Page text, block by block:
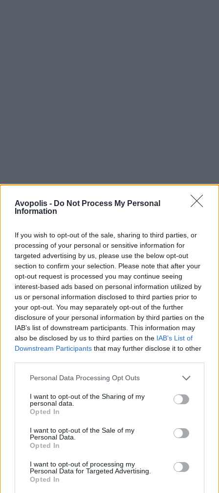
Avopolis - Do Not Process My Personal
Information
If you wish to opt-out of the sale, sharing to third parties, or
processing of your personal or sensitive information for
targeted advertising by us, please use the below opt-out
section to confirm your selection. Please note that after your
opt-out request is processed you may continue seeing
interest-based ads based on personal information utilized by
us or personal information disclosed to third parties prior to
your opt-out. You may separately opt-out of the further
disclosure of your personal information by third parties on the
IAB’s list of downstream participants. This information may
also be disclosed by us to third parties on the IAB’s List of
Downstream Participants that may further disclose it to other
Personal Data Processing Opt Outs
I want to opt-out of the Sharing of my
personal data.
Opted In
I want to opt-out of the Sale of my
Personal Data.
Opted In
I want to opt-out of processing my
Personal Data for Targeted Advertising.
Opted In